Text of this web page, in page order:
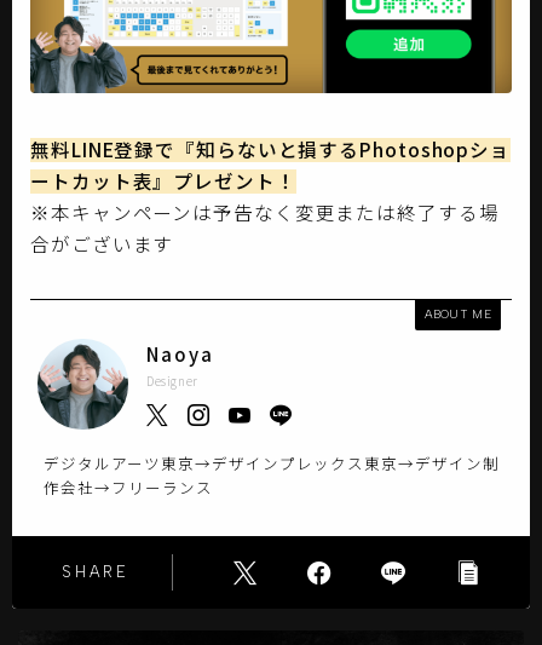
無料LINE登録で『知らないと損するPhotoshopショ
ートカット表』プレゼント！
※本キャンペーンは予告なく変更または終了する場
合がございます
ABOUT ME
Naoya
Designer
デジタルアーツ東京→デザインプレックス東京→デザイン制
作会社→フリーランス
SHARE